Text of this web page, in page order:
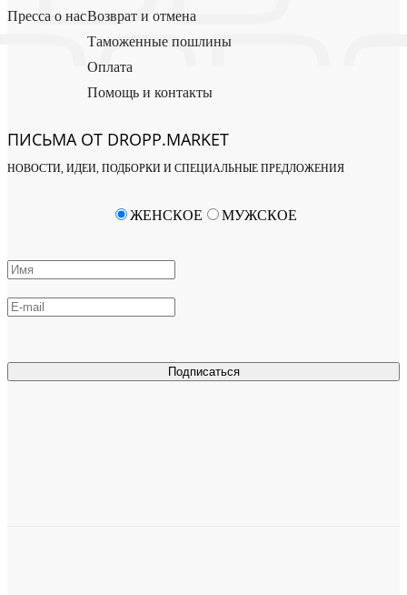
Пресса о насВозврат и отмена
Таможенные пошлины
Оплата
Помощь и контакты
ПИСЬМА ОТ DROPP.MARKET
НОВОСТИ, ИДЕИ, ПОДБОРКИ И СПЕЦИАЛЬНЫЕ ПРЕДЛОЖЕНИЯ
Подписаться
ЖЕНСКОЕ МУЖСКОЕ